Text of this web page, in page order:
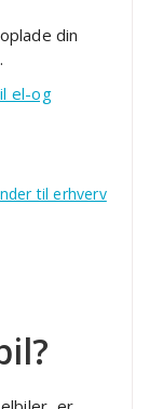
din
el-og
til erhverv